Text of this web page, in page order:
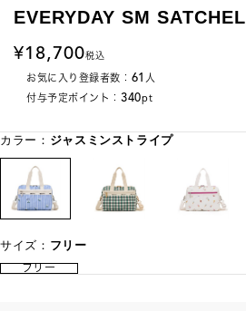
EVERYDAY SM SATCHEL
18,700税込
お気に入り登録者数： 61 人
付与予定ポイント： 340pt
カラー： ジャスミンストライプ
サイズ： フリー
フリー